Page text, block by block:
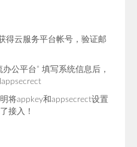
得云服务平台帐号，验证邮
公平台” 填写系统信息后，
将appkey和appsecrect设置
接入！